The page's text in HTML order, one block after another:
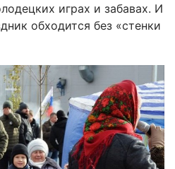
играх и забавах. И
обходится без «стенки